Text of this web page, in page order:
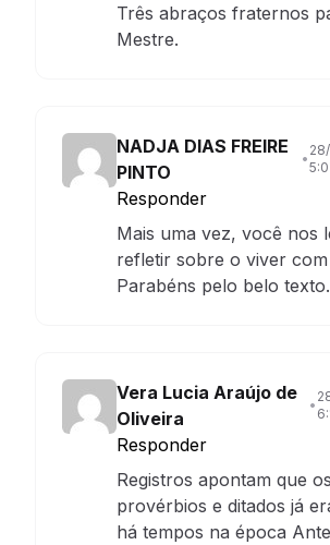
Três abraços fraternos
Mestre.
NADJA DIAS FREIRE
PINTO
•
Responder
Mais uma vez, você nos
refletir sobre o viver com
Parabéns pelo belo texto.
Vera Lucia Araújo de
Oliveira
•
Responder
Registros apontam que os
provérbios e ditados já
há tempos na época